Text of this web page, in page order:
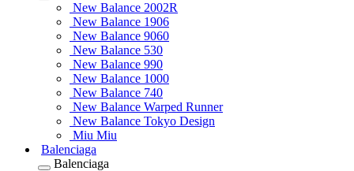
New Balance 2002R
New Balance 1906
New Balance 9060
New Balance 530
New Balance 990
New Balance 1000
New Balance 740
New Balance Warped Runner
New Balance Tokyo Design
Miu Miu
Balenciaga
Balenciaga